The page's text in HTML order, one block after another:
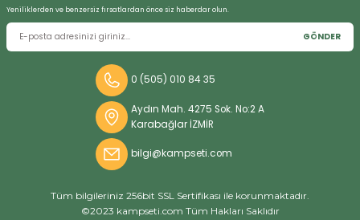
Yeniliklerden ve benzersiz fırsatlardan önce siz haberdar olun.
GÖNDER
0 (505) 010 84 35
Aydın Mah. 4275 Sok. No:2 A
Karabağlar İZMİR
bilgi@kampseti.com
Tüm bilgileriniz 256bit SSL Sertifikası ile korunmaktadır.
©2023 kampseti.com Tüm Hakları Saklıdır